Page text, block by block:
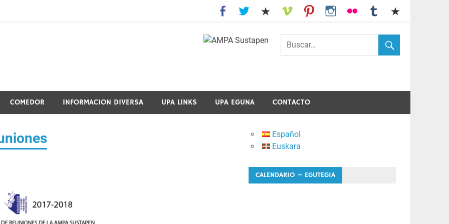
COMEDOR INFORMACION DIVERSA UPA LINKS UPA EGUNA CONTACTO
Español
Euskara
CALENDARIO – EGUTEGIA